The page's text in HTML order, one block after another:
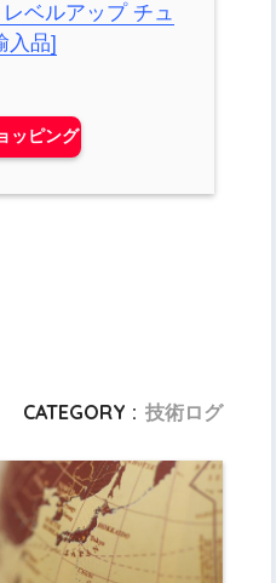
ベルアップ チュ
入品]
ッピング
CATEGORY : 技術ログ